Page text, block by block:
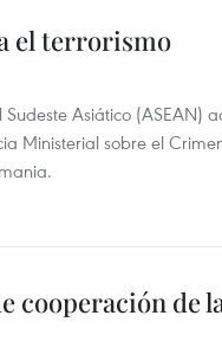
el terrorismo
Asiático (ASEAN)
Ministerial sobre el
de